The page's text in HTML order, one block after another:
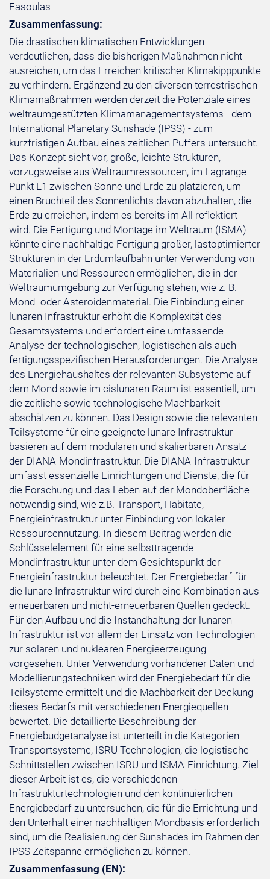
Fasoulas
Zusammenfassung:
Die drastischen klimatischen Entwicklungen
verdeutlichen, dass die bisherigen Maßnahmen nicht
ausreichen, um das Erreichen kritischer Klimakipppunkte
zu verhindern. Ergänzend zu den diversen terrestrischen
Klimamaßnahmen werden derzeit die Potenziale eines
weltraumgestützten Klimamanagementsystems - dem
International Planetary Sunshade (IPSS) - zum
kurzfristigen Aufbau eines zeitlichen Puffers untersucht.
Das Konzept sieht vor, große, leichte Strukturen,
vorzugsweise aus Weltraumressourcen, im Lagrange-
Punkt L1 zwischen Sonne und Erde zu platzieren, um
einen Bruchteil des Sonnenlichts davon abzuhalten, die
Erde zu erreichen, indem es bereits im All reflektiert
wird. Die Fertigung und Montage im Weltraum (ISMA)
könnte eine nachhaltige Fertigung großer, lastoptimierter
Strukturen in der Erdumlaufbahn unter Verwendung von
Materialien und Ressourcen ermöglichen, die in der
Weltraumumgebung zur Verfügung stehen, wie z. B.
Mond- oder Asteroidenmaterial. Die Einbindung einer
lunaren Infrastruktur erhöht die Komplexität des
Gesamtsystems und erfordert eine umfassende
Analyse der technologischen, logistischen als auch
fertigungsspezifischen Herausforderungen. Die Analyse
des Energiehaushaltes der relevanten Subsysteme auf
dem Mond sowie im cislunaren Raum ist essentiell, um
die zeitliche sowie technologische Machbarkeit
abschätzen zu können. Das Design sowie die relevanten
Teilsysteme für eine geeignete lunare Infrastruktur
basieren auf dem modularen und skalierbaren Ansatz
der DIANA-Mondinfrastruktur. Die DIANA-Infrastruktur
umfasst essenzielle Einrichtungen und Dienste, die für
die Forschung und das Leben auf der Mondoberfläche
notwendig sind, wie z.B. Transport, Habitate,
Energieinfrastruktur unter Einbindung von lokaler
Ressourcennutzung. In diesem Beitrag werden die
Schlüsselelement für eine selbsttragende
Mondinfrastruktur unter dem Gesichtspunkt der
Energieinfrastruktur beleuchtet. Der Energiebedarf für
die lunare Infrastruktur wird durch eine Kombination aus
erneuerbaren und nicht-erneuerbaren Quellen gedeckt.
Für den Aufbau und die Instandhaltung der lunaren
Infrastruktur ist vor allem der Einsatz von Technologien
zur solaren und nuklearen Energieerzeugung
vorgesehen. Unter Verwendung vorhandener Daten und
Modellierungstechniken wird der Energiebedarf für die
Teilsysteme ermittelt und die Machbarkeit der Deckung
dieses Bedarfs mit verschiedenen Energiequellen
bewertet. Die detaillierte Beschreibung der
Energiebudgetanalyse ist unterteilt in die Kategorien
Transportsysteme, ISRU Technologien, die logistische
Schnittstellen zwischen ISRU und ISMA-Einrichtung. Ziel
dieser Arbeit ist es, die verschiedenen
Infrastrukturtechnologien und den kontinuierlichen
Energiebedarf zu untersuchen, die für die Errichtung und
den Unterhalt einer nachhaltigen Mondbasis erforderlich
sind, um die Realisierung der Sunshades im Rahmen der
IPSS Zeitspanne ermöglichen zu können.
Zusammenfassung (EN):